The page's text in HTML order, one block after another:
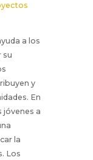
a los
su
y
En
jóvenes a
la
Los